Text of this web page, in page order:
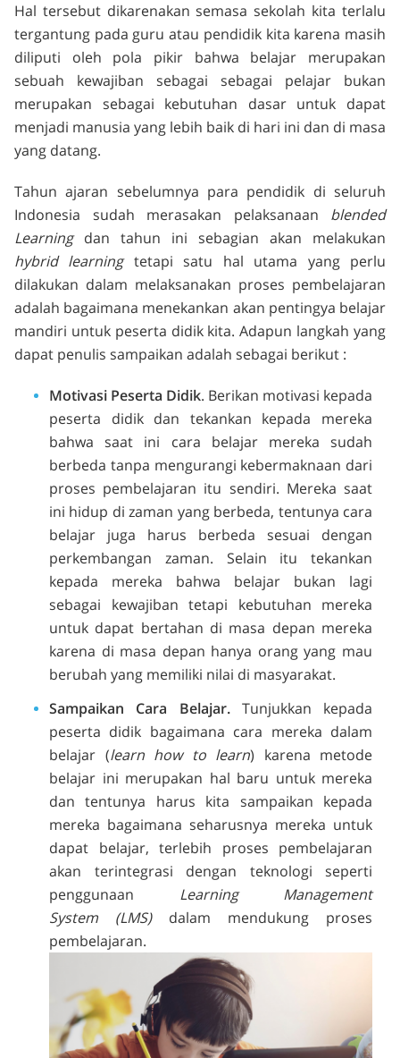
Hal tersebut dikarenakan semasa sekolah kita terlalu
tergantung pada guru atau pendidik kita karena masih
diliputi oleh pola pikir bahwa belajar merupakan
sebuah kewajiban sebagai sebagai pelajar bukan
merupakan sebagai kebutuhan dasar untuk dapat
menjadi manusia yang lebih baik di hari ini dan di masa
yang datang.
Tahun ajaran sebelumnya para pendidik di seluruh
Indonesia sudah merasakan pelaksanaan blended
Learningdan tahun ini sebagian akan melakukan
hybrid learningtetapi satu hal utama yang perlu
dilakukan dalam melaksanakan proses pembelajaran
adalah bagaimana menekankan akan pentingya belajar
mandiri untuk peserta didik kita. Adapun langkah yang
dapat penulis sampaikan adalah sebagai berikut :
Motivasi Peserta Didik. Berikan motivasi kepada
peserta didik dan tekankan kepada mereka
bahwa saat ini cara belajar mereka sudah
berbeda tanpa mengurangi kebermaknaan dari
proses pembelajaran itu sendiri. Mereka saat
ini hidup di zaman yang berbeda, tentunya cara
belajar juga harus berbeda sesuai dengan
perkembangan zaman. Selain itu tekankan
kepada mereka bahwa belajar bukan lagi
sebagai kewajiban tetapi kebutuhan mereka
untuk dapat bertahan di masa depan mereka
karena di masa depan hanya orang yang mau
berubah yang memiliki nilai di masyarakat.
Sampaikan Cara Belajar.Tunjukkan kepada
peserta didik bagaimana cara mereka dalam
belajar (learn how to learn) karena metode
belajar ini merupakan hal baru untuk mereka
dan tentunya harus kita sampaikan kepada
mereka bagaimana seharusnya mereka untuk
dapat belajar, terlebih proses pembelajaran
akan terintegrasi dengan teknologi seperti
penggunaan Learning Management
System (LMS)dalam mendukung proses
pembelajaran.